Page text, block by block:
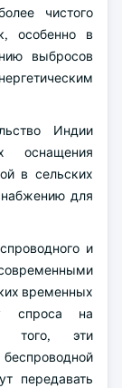
чистого
особенно в
выбросов
Индии
оснащения
в сельских
для
и
временных
спроса на
эти
передавать